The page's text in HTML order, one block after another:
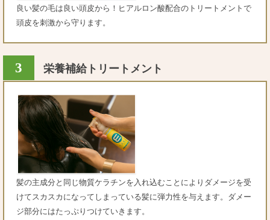
良い髪の毛は良い頭皮から！ヒアルロン酸配合のトリートメントで
頭皮を刺激から守ります。
3 栄養補給トリートメント
髪の主成分と同じ物質ケラチンを入れ込むことによりダメージを受
けてスカスカになってしまっている髪に弾力性を与えます。ダメー
ジ部分にはたっぷりつけていきます。